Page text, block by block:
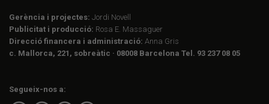
Gerència i projectes: Jordi Novell
Publicitat i producció: Rosa E. Massaguer
Direcció financera i administració: Anna Gris
c. Mallorca, 221, sobreàtic · 08008 Barcelona Tel. 93 237 08 05
Segueix-nos a: